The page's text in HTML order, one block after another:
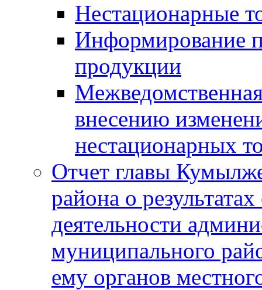
Нестационарные
Информирование
продукции
внесению
нестационарных
Отчет главы
района о
деятельности
муниципального
ему органов